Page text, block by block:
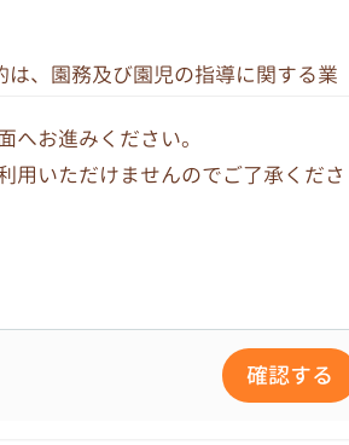
、園務及び園児の指導に関する業
口となります。
お進みください。
用いただけませんのでご了承くださ
確認する